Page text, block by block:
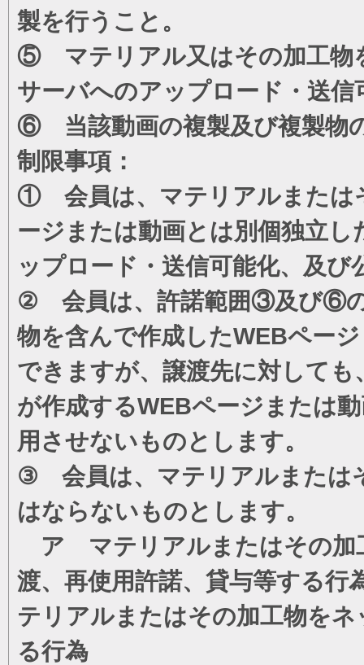
製を行うこと。
⑤ マテリアル又はその加工物
サーバへのアップロード・送信
⑥ 当該動画の複製及び複製物
制限事項：
① 会員は、マテリアルまたは
ージまたは動画とは別個独立
ップロード・送信可能化、及
② 会員は、許諾範囲③及び⑥の
物を含んで作成したWEBペー
できますが、譲渡先に対して
が作成するWEBページまたは
用させないものとします。
③ 会員は、マテリアルまたは
はならないものとします。
ア マテリアルまたはその加
渡、再使用許諾、貸与等する行
テリアルまたはその加工物を
る行為